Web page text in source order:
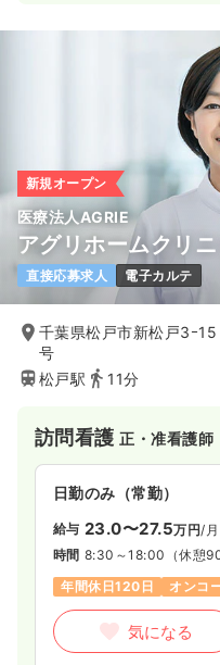
新規オープン
医療法人AGRIE
アグリホームクリ
直接応募求人 電子カルテ
千葉県松戸市新松戸3ｰ
号
松戸駅
11分
訪問看護正・准看護師
日勤のみ（常勤）
給与 23.0〜27.5万円/月
時間 8:30～18:00 （休憩
年間休日120日
オンコ
気になる